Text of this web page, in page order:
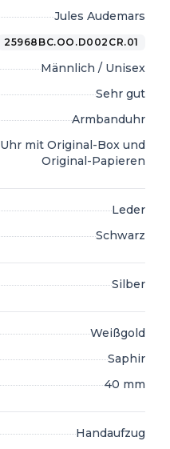
Jules Audemars
25968BC.OO.D002CR.01
Männlich / Unisex
Sehr gut
Armbanduhr
Uhr mit Original-Box und
Original-Papieren
Leder
Schwarz
Silber
Weißgold
Saphir
40 mm
Handaufzug